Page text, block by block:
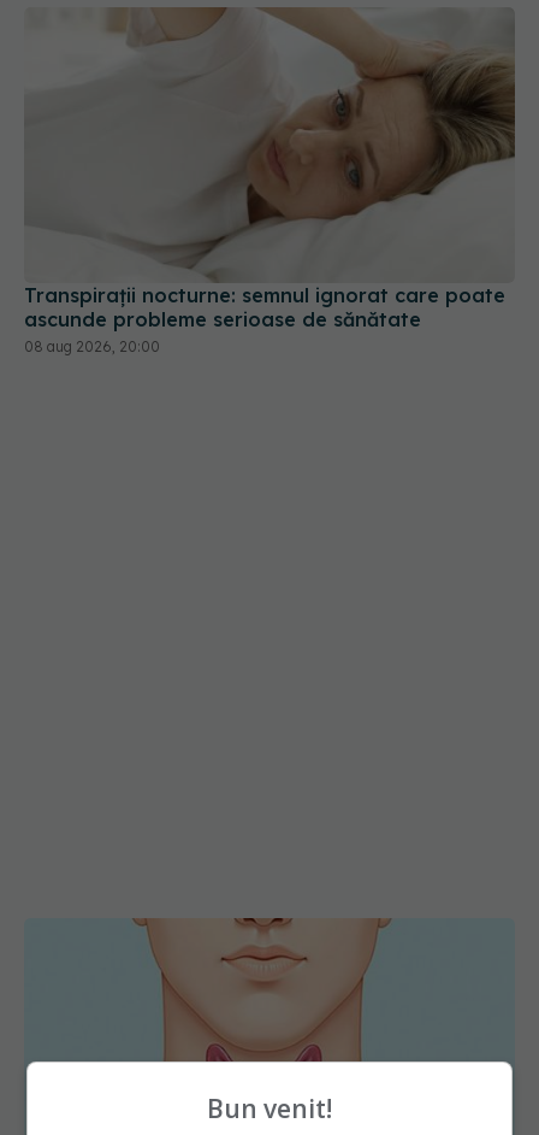
Transpirații nocturne: semnul ignorat care poate
ascunde probleme serioase de sănătate
08 aug 2026, 20:00
Bun venit!